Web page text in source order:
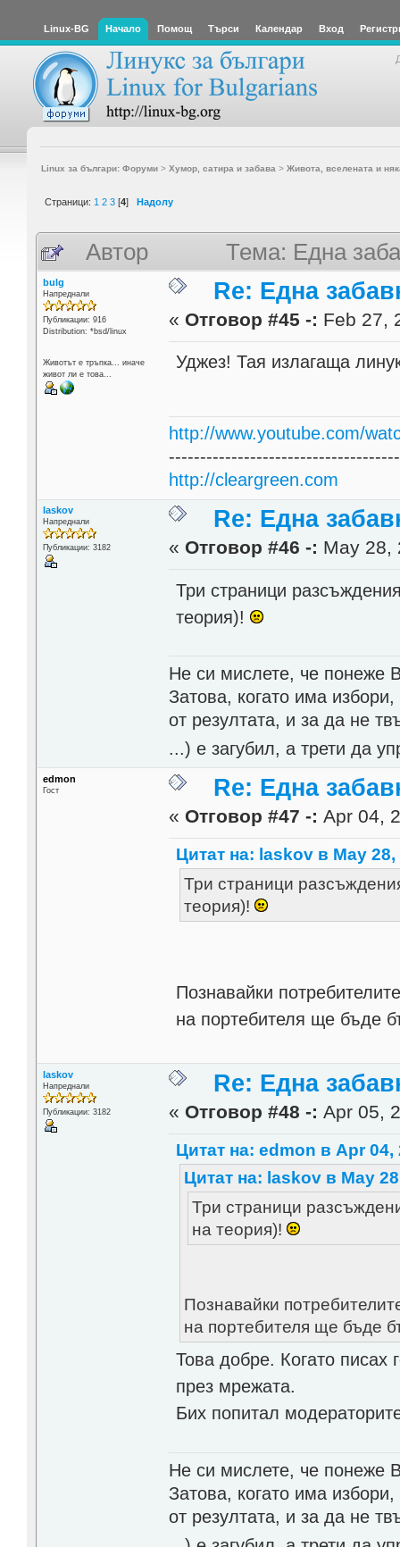
Linux-BG Начало Помощ Търси Календар Вход
Linux за българи: Форуми> Хумор, сатира и забава > Живота, вселената и
Страници: 1 2 3 [4] Надолу
Автор Тема: Една
bulg
Напреднали
Публикации: 916
Distribution: *bsd/linux
Животът е тръпка... иначе
живот ли е това...
Re: Една
« Отговор #45 -: Feb 27,
Уджез! Тая излагаща
http://www.youtube.com/
http://cleargreen.com
laskov
Напреднали
Публикации: 3182
Re: Една
« Отговор #46 -: May 28,
Три страници
теория)!
Не си мислете, че понеже
Затова, когато има
от резултата, и за да не
...) е загубил, а трети да
edmon
Гост Re: Една
« Отговор #47 -: Apr 04,
Цитат на: laskov в May 28,
Три страници
теория)!
Познавайки
на портебителя ще бъде
laskov
Напреднали
Публикации: 3182
Re: Една
« Отговор #48 -: Apr 05,
Цитат на: edmon в Apr 04,
Цитат на: laskov в May
Три страници
на теория)!
Познавайки
на портебителя ще бъде
Това добре. Когато
през мрежата.
Бих попитал
Не си мислете, че понеже
Затова, когато има
от резултата, и за да не